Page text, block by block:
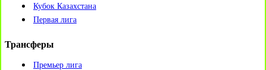
Кубок Казахстана
Первая лига
Трансферы
Премьер лига